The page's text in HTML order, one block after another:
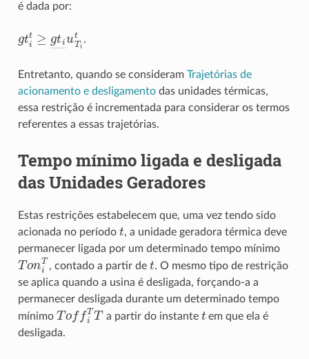
é dada por:
t t≥ t uT .
Entretanto, quando se consideram Trajetórias de
acionamento e desligamentodas unidades térmicas,
essa restrição é incrementada para considerar os termos
referentes a essas trajetórias.
Tempo mínimo ligada e desligada
das Unidades Geradores
Estas restrições estabelecem que, uma vez tendo sido
acionada no período t, a unidade geradora térmica deve
permanecer ligada por um determinado tempo mínimo
To iT, contado a partir de t. O mesmo tipo de restrição
se aplica quando a usina é desligada, forçando-a a
permanecer desligada durante um determinado tempo
mínimo To f TT a partir do instante t em que ela é
desligada.